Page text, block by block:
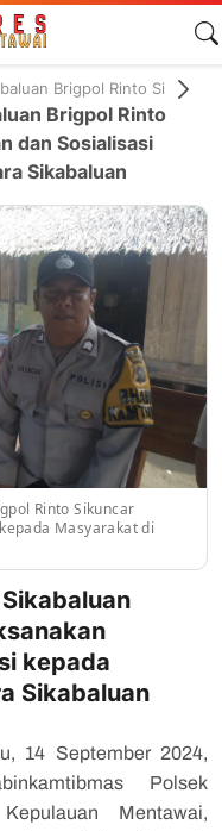
Brigpol Rinto Si
Brigpol Rinto
dan Sosialisasi
Sikabaluan
Rinto Sikuncar
Masyarakat di
kepada
Sikabaluan
14 September 2024,
Polsek
Mentawai,